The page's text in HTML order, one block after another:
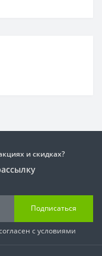
и скидках?
Подписаться
с условиями